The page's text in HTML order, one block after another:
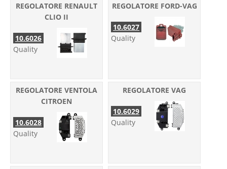
REGOLATORE RENAULT
CLIO II
10.6026
Quality
REGOLATORE FORD-VAG
10.6027
Quality
REGOLATORE VENTOLA
CITROEN
10.6028
Quality
REGOLATORE VAG
10.6029
Quality